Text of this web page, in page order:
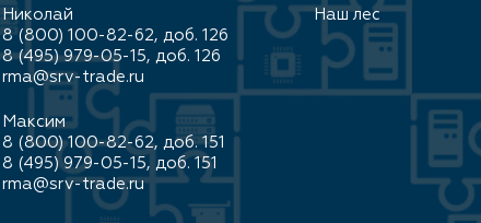
Николай
8 (800) 100-82-62, доб. 126
8 (495) 979-05-15, доб. 126
rma@srv-trade.ru
Максим
8 (800) 100-82-62, доб. 151
8 (495) 979-05-15, доб. 151
rma@srv-trade.ru
Наш лес